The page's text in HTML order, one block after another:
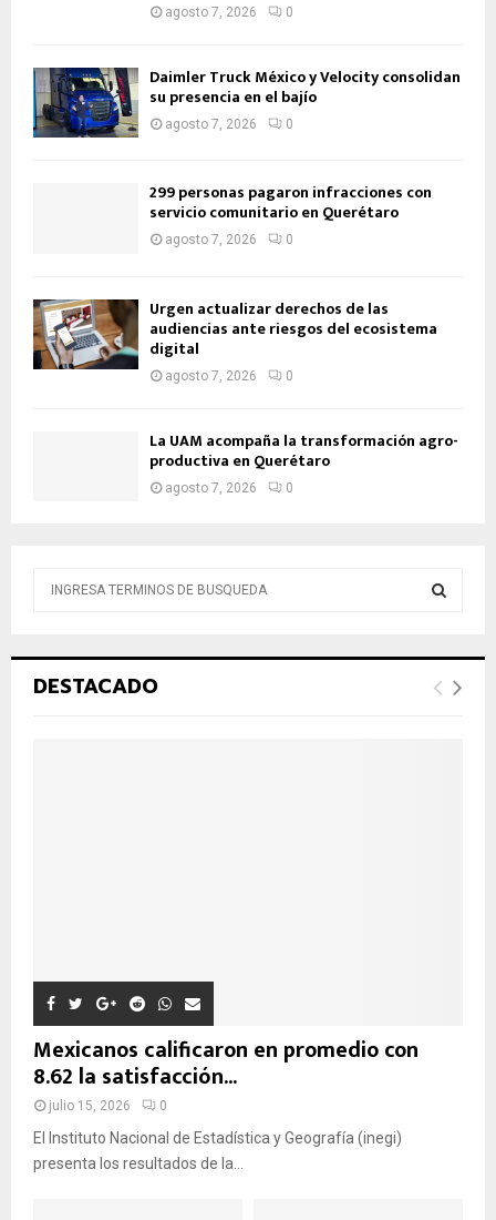
agosto 7, 2026 0
Daimler Truck México y Velocity consolidan
su presencia en el bajío
agosto 7, 2026 0
299 personas pagaron infracciones con
servicio comunitario en Querétaro
agosto 7, 2026 0
Urgen actualizar derechos de las
audiencias ante riesgos del ecosistema
digital
agosto 7, 2026 0
La UAM acompaña la transformación agro-
productiva en Querétaro
agosto 7, 2026 0
e
Ú
DESTACADO
Mexicanos calificaron en promedio con
8.62 la satisfacción...
julio 15, 2026 0
El Instituto Nacional de Estadística y Geografía (inegi)
presenta los resultados de la...